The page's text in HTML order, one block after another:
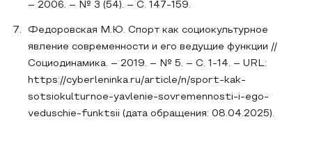
– 2006. – № 3 (54). – С. 147-159.
Федоровская М.Ю. Спорт как социокультурное
явление современности и его ведущие функции //
Социодинамика. – 2019. – № 5. – С. 1-14. – URL:
https://cyberleninka.ru/article/n/sport-kak-
sotsiokulturnoe-yavlenie-sovremennosti-i-ego-
veduschie-funktsii (дата обращения: 08.04.2025).